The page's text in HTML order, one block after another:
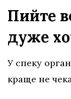
Пийте
дуже
У спеку
краще не